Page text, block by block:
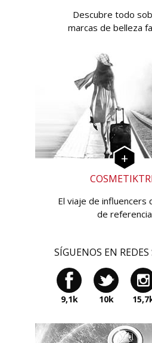
Descubre todo
marcas de belleza
El viaje de influencers
de referencia
SÍGUENOS EN REDES
9,1k 10k